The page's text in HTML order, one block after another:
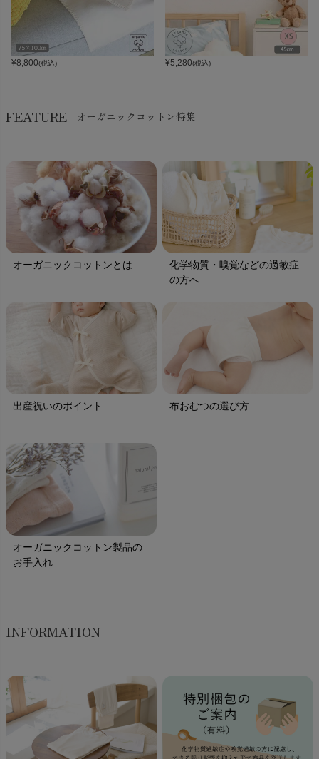
¥8,800(税込) ¥5,280(税込)
FEATURE オーガニックコットン特集
オーガニックコットンとは
化学物質・嗅覚などの過敏症
の方へ
出産祝いのポイント 布おむつの選び方
オーガニックコットン製品の
お手入れ
INFORMATION